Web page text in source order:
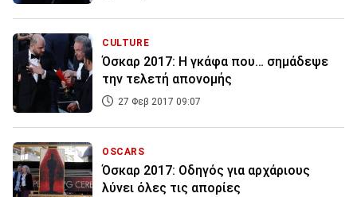
CULTURE
Όσκαρ 2017: Η γκάφα που… σημάδεψε
την τελετή απονομής
27 Φεβ 2017 09:07
OSCARS
Όσκαρ 2017: Οδηγός για αρχάριους
λύνει όλες τις απορίες